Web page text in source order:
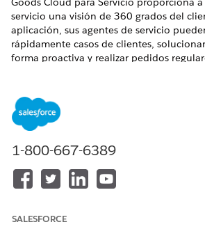
servicio una visión de 360 grados del
aplicación, sus agentes de servicio
rápidamente casos de clientes,
forma proactiva y realizar pedidos
Con Consumer Goods Cloud para
aspecto del ciclo de vida de servicio
sus representantes de servicio toda la
primera clase. Los representantes
funciones de servicio para gestionar
pedidos, precios y registros de
Utilizar su consola de servicio para
1-800-667-6389
SALESFORCE